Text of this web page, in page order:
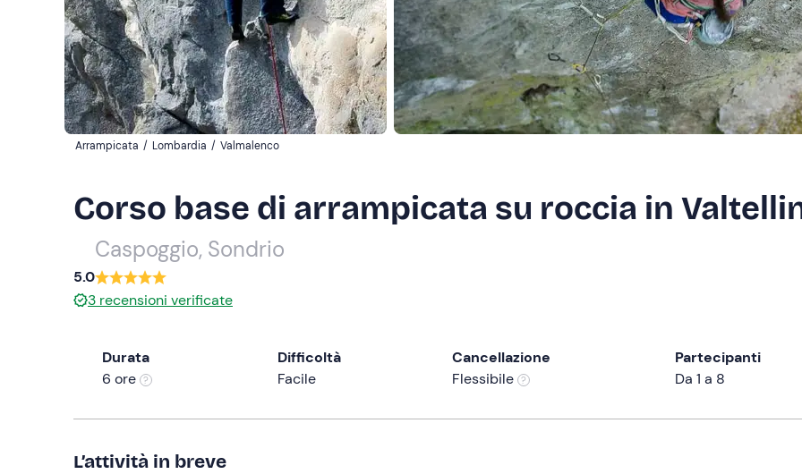
Arrampicata / Lombardia / Valmalenco
Corso base di arrampicata su roccia in
Caspoggio, Sondrio
5.0
3 recensioni verificate
Durata
6 ore
Difficoltà
Facile
Cancellazione
Flessibile
Partecipanti
Da 1 a 8
L’attività in breve